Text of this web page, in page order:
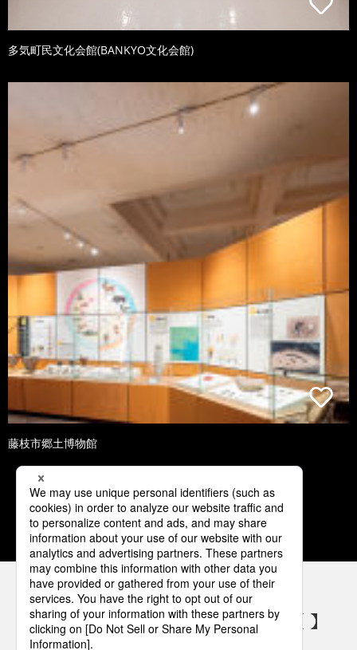
多気町民文化会館(BANKYO文化会館)
藤枝市郷土博物館
1 2 3 4 5
パナソニックの電気設備 SNSアカウント